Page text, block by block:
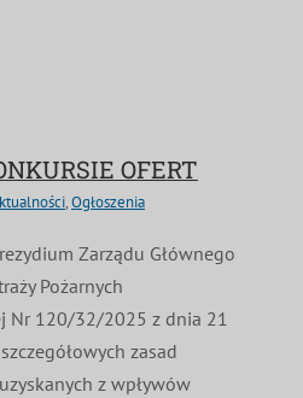
OFERT
,Ogłoszenia
Zarządu Głównego
Pożarnych
Nr 120/32/2025 z dnia 21
zasad
z wpływów